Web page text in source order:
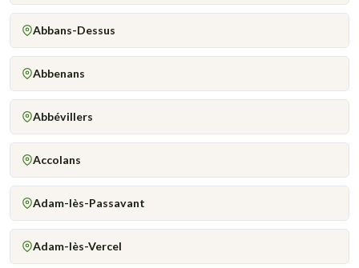
Abbans-Dessus
Abbenans
Abbévillers
Accolans
Adam-lès-Passavant
Adam-lès-Vercel